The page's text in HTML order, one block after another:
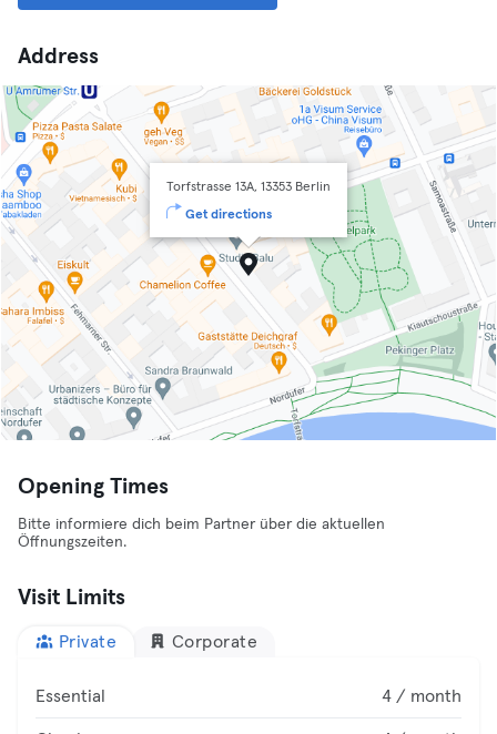
Address
Torfstrasse 13A, 13353 Berlin
Get directions
Opening Times
Bitte informiere dich beim Partner über die aktuellen
Öffnungszeiten.
Visit Limits
Private Corporate
Essential 4 / month